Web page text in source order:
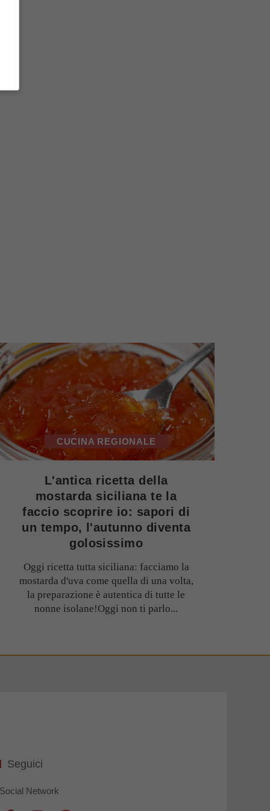
CUCINA REGIONALE
L'antica ricetta della
mostarda siciliana te la
faccio scoprire io: sapori di
un tempo, l'autunno diventa
golosissimo
Oggi ricetta tutta siciliana: facciamo la
mostarda d'uva come quella di una volta,
la preparazione è autentica di tutte le
nonne isolane!Oggi non ti parlo...
Seguici
Social Network